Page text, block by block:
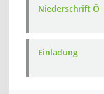
Niederschrift Ö
Einladung